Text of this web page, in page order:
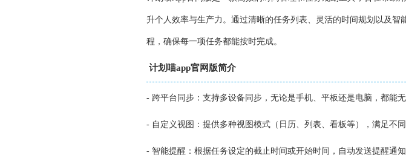
升个人效率与生产力。通过清晰的任务列表、灵活的时间规划以及智
程，确保每一项任务都能按时完成。
计划喵app官网版简介
- 跨平台同步：支持多设备同步，无论是手机、平板还是电脑，都能
- 自定义视图：提供多种视图模式（日历、列表、看板等），满足不同
- 智能提醒：根据任务设定的截止时间或开始时间，自动发送提醒通知